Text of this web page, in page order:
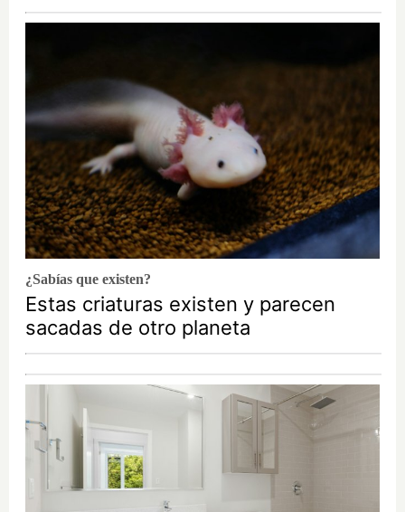
¿Sabías que existen?
Estas criaturas existen y parecen
sacadas de otro planeta